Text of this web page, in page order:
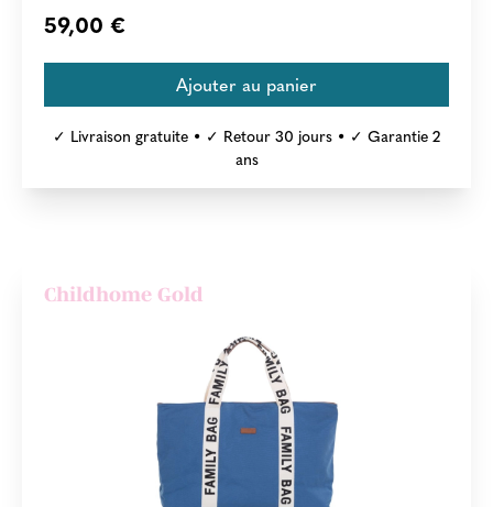
59,00 €
✓ Livraison gratuite • ✓ Retour 30 jours • ✓ Garantie 2
ans
Childhome Gold